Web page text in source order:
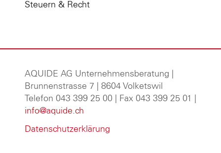
Steuern & Recht
AQUIDE AG Unternehmensberatung
Brunnenstrasse 7 | 8604 Volketswil
Telefon 043 399 25 00 | Fax 043 399 25 01 |
info@aquide.ch
Datenschutzerklärung